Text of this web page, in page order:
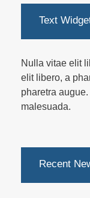
Text
Nulla vitae elit
elit libero, a
pharetra
malesuada.
Recent